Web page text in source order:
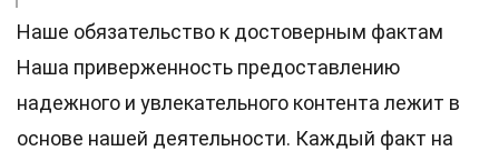
Наше обязательство к достоверным фактам
Наша приверженность предоставлению
надежного и увлекательного контента лежит в
основе нашей деятельности. Каждый факт на